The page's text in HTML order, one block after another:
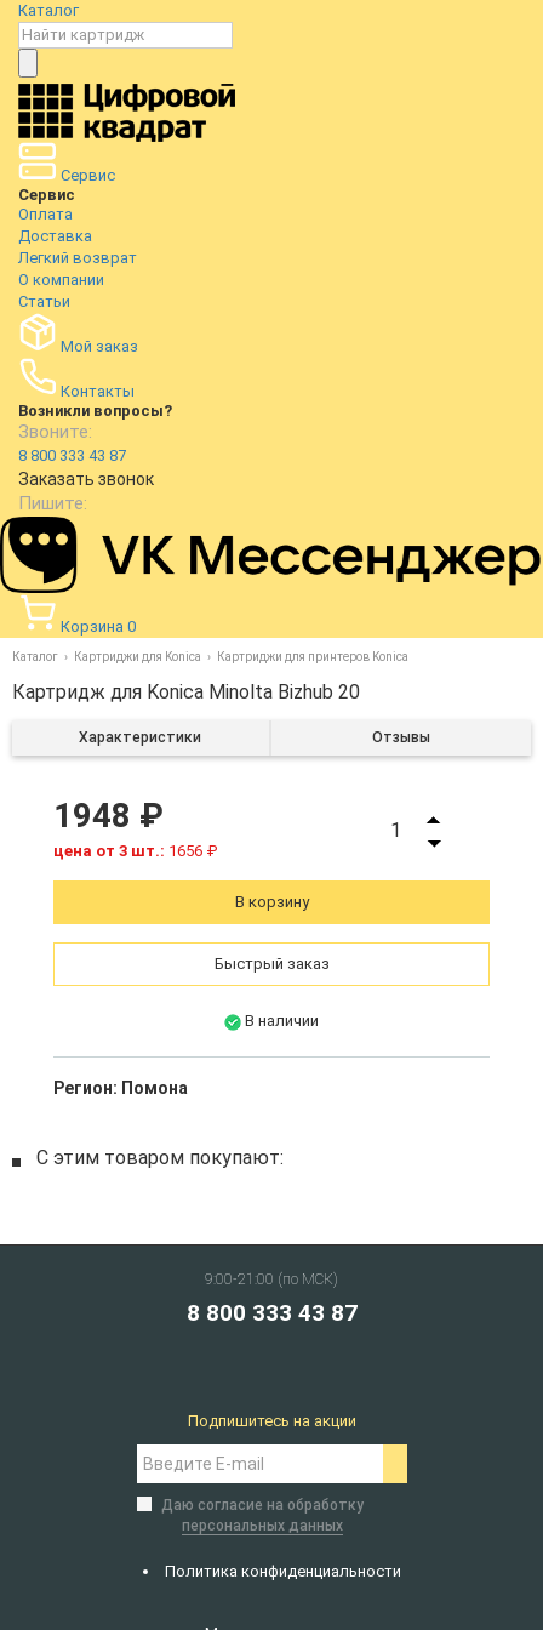
Каталог
Сервис
Сервис
Оплата
Доставка
Легкий возврат
О компании
Статьи
Мой заказ
Контакты
Возникли вопросы?
Звоните:
8 800 333 43 87
Заказать звонок
Пишите:
Корзина 0
Каталог Картриджи для Konica Картриджи для принтеров Konica
Картридж для Konica Minolta Bizhub 20
Характеристики Отзывы
1948 ₽
цена от 3 шт.: 1656 ₽
1
В корзину
Быстрый заказ
В наличии
Регион: Помона
С этим товаром покупают:
9:00-21:00 (по МСК)
8 800 333 43 87
Политика конфиденциальности
Подпишитесь на акции
Даю согласие на обработку
персональных данных